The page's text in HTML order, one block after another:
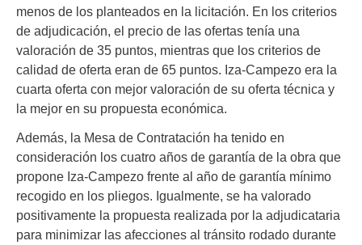
menos de los planteados en la licitación. En los criterios
de adjudicación, el precio de las ofertas tenía una
valoración de 35 puntos, mientras que los criterios de
calidad de oferta eran de 65 puntos. Iza-Campezo era la
cuarta oferta con mejor valoración de su oferta técnica y
la mejor en su propuesta económica.
Además, la Mesa de Contratación ha tenido en
consideración los cuatro años de garantía de la obra que
propone Iza-Campezo frente al año de garantía mínimo
recogido en los pliegos. Igualmente, se ha valorado
positivamente la propuesta realizada por la adjudicataria
para minimizar las afecciones al tránsito rodado durante